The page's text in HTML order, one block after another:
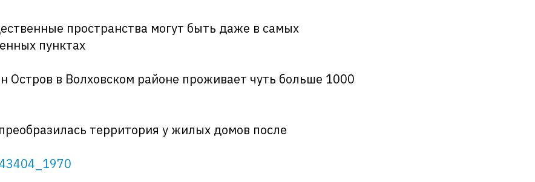
пространства могут быть даже в самых
пунктах
Остров в Волховском районе проживает чуть больше 1000
территория у жилых домов после